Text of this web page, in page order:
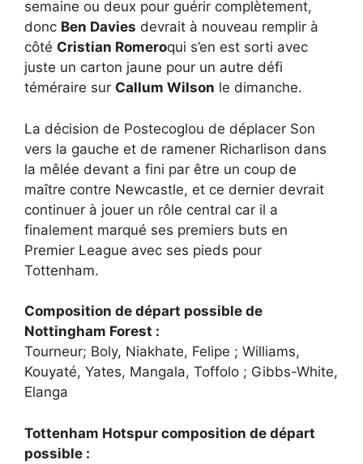
semaine ou deux pour guérir complètement,
donc Ben Davies devrait à nouveau remplir à
côté Cristian Romeroqui s’en est sorti avec
juste un carton jaune pour un autre défi
téméraire sur Callum Wilson le dimanche.
La décision de Postecoglou de déplacer Son
vers la gauche et de ramener Richarlison dans
la mêlée devant a fini par être un coup de
maître contre Newcastle, et ce dernier devrait
continuer à jouer un rôle central car il a
finalement marqué ses premiers buts en
Premier League avec ses pieds pour
Tottenham.
Composition de départ possible de
Nottingham Forest :
Tourneur; Boly, Niakhate, Felipe ; Williams,
Kouyaté, Yates, Mangala, Toffolo ; Gibbs-White,
Elanga
Tottenham Hotspur composition de départ
possible :